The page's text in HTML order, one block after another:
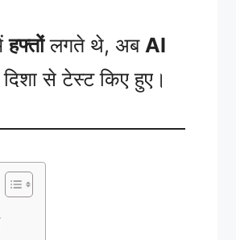
हफ्तोंलगते थे, अब AI
से टेस्ट किए हुए।